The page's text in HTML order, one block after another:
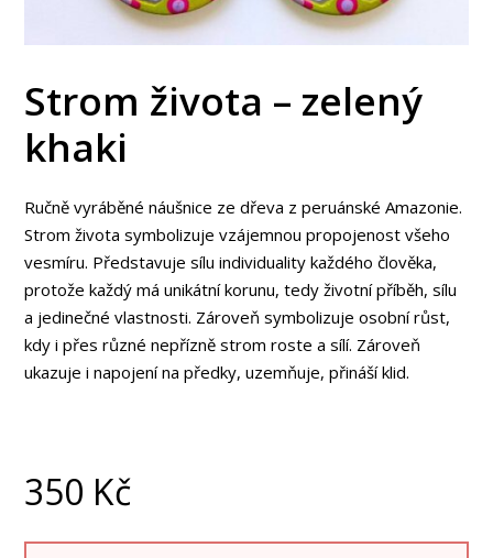
Strom života – zelený
khaki
Ručně vyráběné náušnice ze dřeva z peruánské Amazonie.
Strom života symbolizuje vzájemnou propojenost všeho
vesmíru. Představuje sílu individuality každého člověka,
protože každý má unikátní korunu, tedy životní příběh, sílu
a jedinečné vlastnosti. Zároveň symbolizuje osobní růst,
kdy i přes různé nepřízně strom roste a sílí. Zároveň
ukazuje i napojení na předky, uzemňuje, přináší klid.
350 Kč